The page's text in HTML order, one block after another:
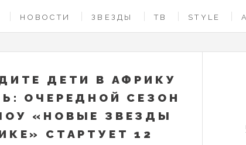
НОВОСТИ ЗВЕЗДЫ ТВ STYLE
ДЕТИ В АФРИКУ
ОЧЕРЕДНОЙ СЕЗОН
«НОВЫЕ ЗВЕЗДЫ
СТАРТУЕТ 12